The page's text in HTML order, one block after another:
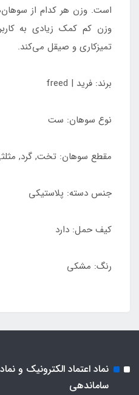
وزن کم کمک زیادی به
تمیزکاری و صیقل می‌کند.
برند: فرید | freed
نوع سوهان: ست
مقطع سوهان: تخت, گرد,
جنس دسته: پلاستیکی
کیف حمل: دارد
رنگ: مشکی
نماد اعتماد الکترونیک و نماد
ساماندهی